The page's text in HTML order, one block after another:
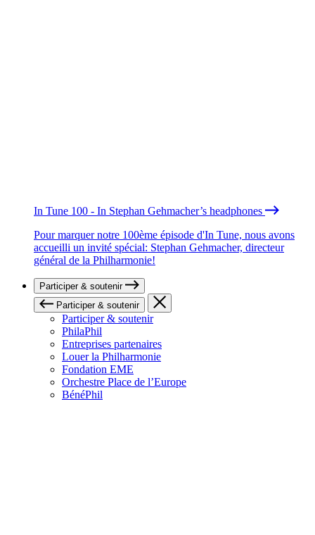
In Tune 100 - In Stephan Gehmacher’s headphones
Pour marquer notre 100ème épisode d'In Tune, nous avons
accueilli un invité spécial: Stephan Gehmacher, directeur
général de la Philharmonie!
Participer & soutenir
Participer & soutenir
Participer & soutenir
PhilaPhil
Entreprises partenaires
Louer la Philharmonie
Fondation EME
Orchestre Place de l’Europe
BénéPhil